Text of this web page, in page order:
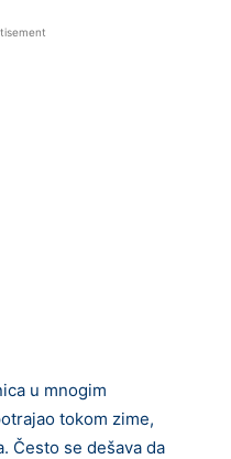
u mnogim
tokom zime,
Često se dešava da